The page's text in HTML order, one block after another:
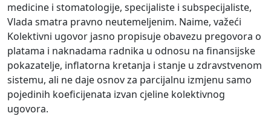
medicine i stomatologije, specijaliste i subspecijaliste,
Vlada smatra pravno neutemeljenim. Naime, važeći
Kolektivni ugovor jasno propisuje obavezu pregovora o
platama i naknadama radnika u odnosu na finansijske
pokazatelje, inflatorna kretanja i stanje u zdravstvenom
sistemu, ali ne daje osnov za parcijalnu izmjenu samo
pojedinih koeficijenata izvan cjeline kolektivnog
ugovora.